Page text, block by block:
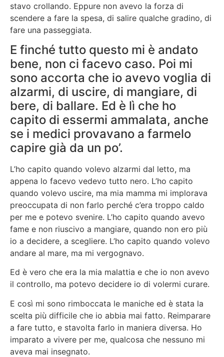
stavo crollando. Eppure non avevo la forza di
scendere a fare la spesa, di salire qualche gradino, di
fare una passeggiata.
E finché tutto questo mi è andato
bene, non ci facevo caso. Poi mi
sono accorta che io avevo voglia di
alzarmi, di uscire, di mangiare, di
bere, di ballare. Ed è lì che ho
capito di essermi ammalata, anche
se i medici provavano a farmelo
capire già da un po’.
L’ho capito quando volevo alzarmi dal letto, ma
appena lo facevo vedevo tutto nero. L’ho capito
quando volevo uscire, ma mia mamma mi implorava
preoccupata di non farlo perché c’era troppo caldo
per me e potevo svenire. L’ho capito quando avevo
fame e non riuscivo a mangiare, quando non ero più
io a decidere, a scegliere. L’ho capito quando volevo
andare al mare, ma mi vergognavo.
Ed è vero che era la mia malattia e che io non avevo
il controllo, ma potevo decidere io di volermi curare.
E così mi sono rimboccata le maniche ed è stata la
scelta più difficile che io abbia mai fatto. Reimparare
a fare tutto, e stavolta farlo in maniera diversa. Ho
imparato a vivere per me, qualcosa che nessuno mi
aveva mai insegnato.